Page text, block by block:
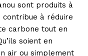
sont produits à
contribue à réduire
carbone tout en
soient en
air ou simplement